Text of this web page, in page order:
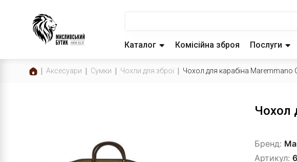
Каталог Комісійна зброя Послуги
Аксесуари Сумки Чохли для зброї Чохол для карабіна Maremmano
Чохол
Бренд:
Артикул: